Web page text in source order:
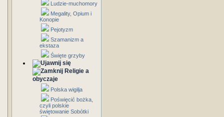
Ludzie-muchomory
Megality, Opium i
Konopie
Pejotyzm
Szamanizm a
ekstaza
Święte grzyby
Religie a
obyczaje
Polska wigilja
Poświęcić bożka,
czyli polskie
świętowanie Sobótki